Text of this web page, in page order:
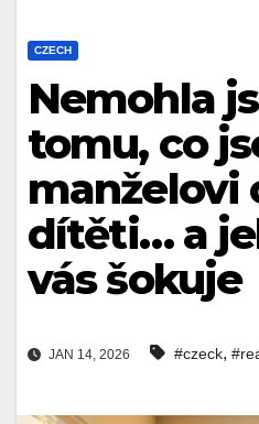
CZECH
Nemohla
tomu, co
manželovi
dítěti… a
vás šokuje
JAN 14, 2026 #czeck,